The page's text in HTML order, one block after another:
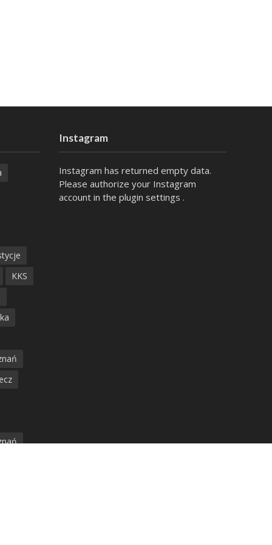
KKS
Instagram
Instagram has returned empty data.
Please authorize your Instagram
account in the plugin settings .